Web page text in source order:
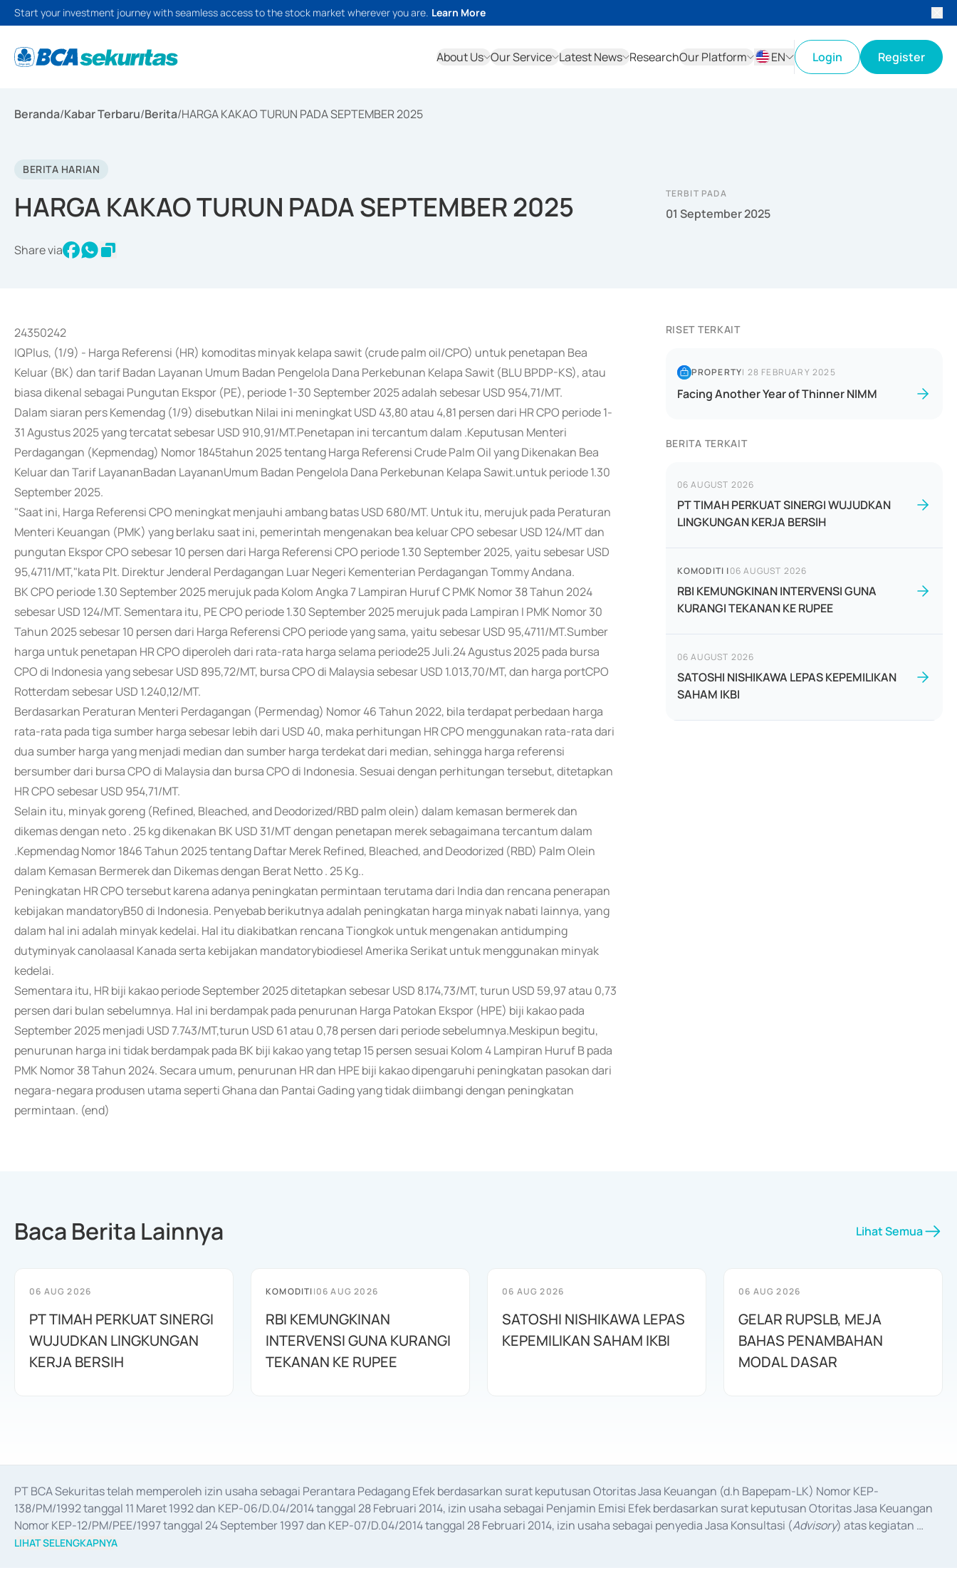
Start your investment journey with seamless access to the stock market wherever you are. Learn More
About Us Our Service Latest News ResearchOur Platform
EN
Login Register
Beranda/Kabar Terbaru/Berita/HARGA KAKAO TURUN PADA SEPTEMBER 2025
BERITA HARIAN
HARGA KAKAO TURUN PADA SEPTEMBER 2025
Share via
TERBIT PADA
01 September 2025
24350242
IQPlus, (1/9) - Harga Referensi (HR) komoditas minyak kelapa sawit (crude palm oil/CPO) untuk penetapan Bea
Keluar (BK) dan tarif Badan Layanan Umum Badan Pengelola Dana Perkebunan Kelapa Sawit (BLU BPDP-KS), atau
biasa dikenal sebagai Pungutan Ekspor (PE), periode 1-30 September 2025 adalah sebesar USD 954,71/MT.
Dalam siaran pers Kemendag (1/9) disebutkan Nilai ini meningkat USD 43,80 atau 4,81 persen dari HR CPO periode 1-
31 Agustus 2025 yang tercatat sebesar USD 910,91/MT.Penetapan ini tercantum dalam .Keputusan Menteri
Perdagangan (Kepmendag) Nomor 1845tahun 2025 tentang Harga Referensi Crude Palm Oil yang Dikenakan Bea
Keluar dan Tarif LayananBadan LayananUmum Badan Pengelola Dana Perkebunan Kelapa Sawit.untuk periode 1.30
September 2025.
"Saat ini, Harga Referensi CPO meningkat menjauhi ambang batas USD 680/MT. Untuk itu, merujuk pada Peraturan
Menteri Keuangan (PMK) yang berlaku saat ini, pemerintah mengenakan bea keluar CPO sebesar USD 124/MT dan
pungutan Ekspor CPO sebesar 10 persen dari Harga Referensi CPO periode 1.30 September 2025, yaitu sebesar USD
95,4711/MT,"kata Plt. Direktur Jenderal Perdagangan Luar Negeri Kementerian Perdagangan Tommy Andana.
BK CPO periode 1.30 September 2025 merujuk pada Kolom Angka 7 Lampiran Huruf C PMK Nomor 38 Tahun 2024
sebesar USD 124/MT. Sementara itu, PE CPO periode 1.30 September 2025 merujuk pada Lampiran I PMK Nomor 30
Tahun 2025 sebesar 10 persen dari Harga Referensi CPO periode yang sama, yaitu sebesar USD 95,4711/MT.Sumber
harga untuk penetapan HR CPO diperoleh dari rata-rata harga selama periode25 Juli.24 Agustus 2025 pada bursa
CPO di Indonesia yang sebesar USD 895,72/MT, bursa CPO di Malaysia sebesar USD 1.013,70/MT, dan harga portCPO
Rotterdam sebesar USD 1.240,12/MT.
Berdasarkan Peraturan Menteri Perdagangan (Permendag) Nomor 46 Tahun 2022, bila terdapat perbedaan harga
rata-rata pada tiga sumber harga sebesar lebih dari USD 40, maka perhitungan HR CPO menggunakan rata-rata dari
dua sumber harga yang menjadi median dan sumber harga terdekat dari median, sehingga harga referensi
bersumber dari bursa CPO di Malaysia dan bursa CPO di Indonesia. Sesuai dengan perhitungan tersebut, ditetapkan
HR CPO sebesar USD 954,71/MT.
Selain itu, minyak goreng (Refined, Bleached, and Deodorized/RBD palm olein) dalam kemasan bermerek dan
dikemas dengan neto . 25 kg dikenakan BK USD 31/MT dengan penetapan merek sebagaimana tercantum dalam
.Kepmendag Nomor 1846 Tahun 2025 tentang Daftar Merek Refined, Bleached, and Deodorized (RBD) Palm Olein
dalam Kemasan Bermerek dan Dikemas dengan Berat Netto . 25 Kg..
Peningkatan HR CPO tersebut karena adanya peningkatan permintaan terutama dari India dan rencana penerapan
kebijakan mandatoryB50 di Indonesia. Penyebab berikutnya adalah peningkatan harga minyak nabati lainnya, yang
dalam hal ini adalah minyak kedelai. Hal itu diakibatkan rencana Tiongkok untuk mengenakan antidumping
dutyminyak canolaasal Kanada serta kebijakan mandatorybiodiesel Amerika Serikat untuk menggunakan minyak
kedelai.
Sementara itu, HR biji kakao periode September 2025 ditetapkan sebesar USD 8.174,73/MT, turun USD 59,97 atau 0,73
persen dari bulan sebelumnya. Hal ini berdampak pada penurunan Harga Patokan Ekspor (HPE) biji kakao pada
September 2025 menjadi USD 7.743/MT,turun USD 61 atau 0,78 persen dari periode sebelumnya.Meskipun begitu,
penurunan harga ini tidak berdampak pada BK biji kakao yang tetap 15 persen sesuai Kolom 4 Lampiran Huruf B pada
PMK Nomor 38 Tahun 2024. Secara umum, penurunan HR dan HPE biji kakao dipengaruhi peningkatan pasokan dari
negara-negara produsen utama seperti Ghana dan Pantai Gading yang tidak diimbangi dengan peningkatan
permintaan. (end)
RISET TERKAIT
PROPERTY| 28 FEBRUARY 2025
Facing Another Year of Thinner NIMM
BERITA TERKAIT
06 AUGUST 2026
PT TIMAH PERKUAT SINERGI WUJUDKAN
LINGKUNGAN KERJA BERSIH
KOMODITI |06 AUGUST 2026
RBI KEMUNGKINAN INTERVENSI GUNA
KURANGI TEKANAN KE RUPEE
06 AUGUST 2026
SATOSHI NISHIKAWA LEPAS KEPEMILIKAN
SAHAM IKBI
Baca Berita Lainnya Lihat Semua
06 AUG 2026
PT TIMAH PERKUAT SINERGI
WUJUDKAN LINGKUNGAN
KERJA BERSIH
KOMODITI|06 AUG 2026
RBI KEMUNGKINAN
INTERVENSI GUNA KURANGI
TEKANAN KE RUPEE
06 AUG 2026
SATOSHI NISHIKAWA LEPAS
KEPEMILIKAN SAHAM IKBI
06 AUG 2026
GELAR RUPSLB, MEJA
BAHAS PENAMBAHAN
MODAL DASAR
PT BCA Sekuritas telah memperoleh izin usaha sebagai Perantara Pedagang Efek berdasarkan surat keputusan Otoritas Jasa Keuangan (d.h Bapepam-LK) Nomor KEP-
138/PM/1992 tanggal 11 Maret 1992 dan KEP-06/D.04/2014 tanggal 28 Februari 2014, izin usaha sebagai Penjamin Emisi Efek berdasarkan surat keputusan Otoritas Jasa Keuangan
Nomor KEP-12/PM/PEE/1997 tanggal 24 September 1997 dan KEP-07/D.04/2014 tanggal 28 Februari 2014, izin usaha sebagai penyedia Jasa Konsultasi (Advisory) atas kegiatan
merger, akuisisi, divestasi, dan
LIHAT SELENGKAPNYA